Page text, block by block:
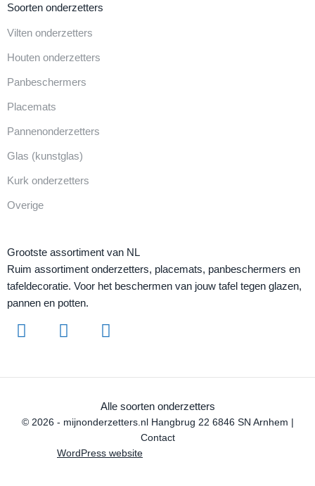
Soorten onderzetters
Vilten onderzetters
Houten onderzetters
Panbeschermers
Placemats
Pannenonderzetters
Glas (kunstglas)
Kurk onderzetters
Overige
Grootste assortiment van NL
Ruim assortiment onderzetters, placemats, panbeschermers en
tafeldecoratie. Voor het beschermen van jouw tafel tegen glazen,
pannen en potten.
Alle soorten onderzetters
© 2026 - mijnonderzetters.nl Hangbrug 22 6846 SN Arnhem |
Contact
WordPress website